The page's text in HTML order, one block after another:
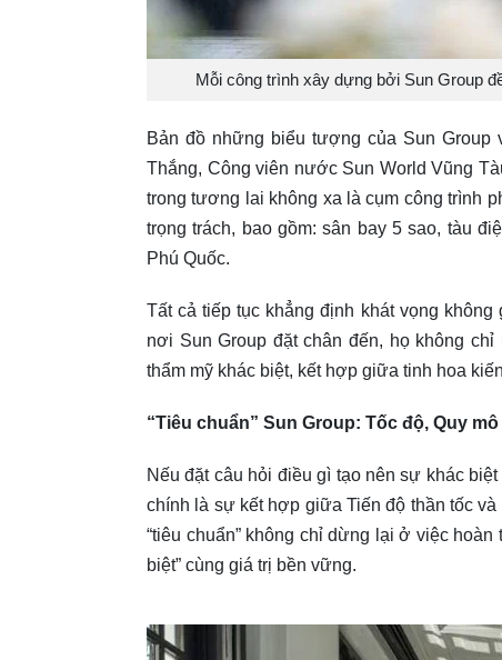
Mỗi công trình xây dựng bởi Sun Group
Bản đồ những biểu tượng của Sun
Thắng, Công viên nước Sun World Vũng
trong tương lai không xa là cụm công trình
trọng trách, bao gồm: sân bay 5 sao, tàu
Phú Quốc.
Tất cả tiếp tục khẳng định khát vọng
nơi Sun Group đặt chân đến, họ không
thẩm mỹ khác biệt, kết hợp giữa tinh hoa
“Tiêu chuẩn” Sun Group: Tốc độ, Quy
Nếu đặt câu hỏi điều gì tạo nên sự khác
chính là sự kết hợp giữa Tiến độ thần tốc
“tiêu chuẩn” không chỉ dừng lại ở việc
biệt” cùng giá trị bền vững.